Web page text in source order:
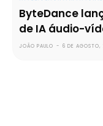
ByteDance
de IA áudio-
JOÃO PAULO - 6 DE AGOSTO,